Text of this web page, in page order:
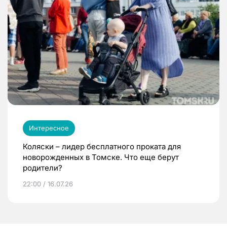
Интересное
Коляски – лидер бесплатного проката для
новорожденных в Томске. Что еще берут
родители?
22:00 / 16.07.26